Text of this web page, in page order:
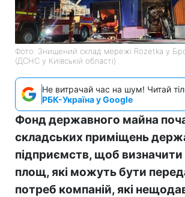
Фото: Знищений склад мережі Rozetka у
(ДСНС у Київській області)
Не витрачай час на шум! Читай
РБК-Україна у Google
Фонд державного майна
складських приміщень
підприємств, щоб визначити
площ, які можуть бути
потреб компаній, які